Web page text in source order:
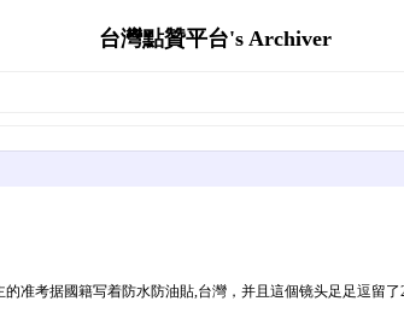
台灣點贊平台's Archiver
考据國籍写着防水防油貼,台灣，并且這個镜头足足逗留